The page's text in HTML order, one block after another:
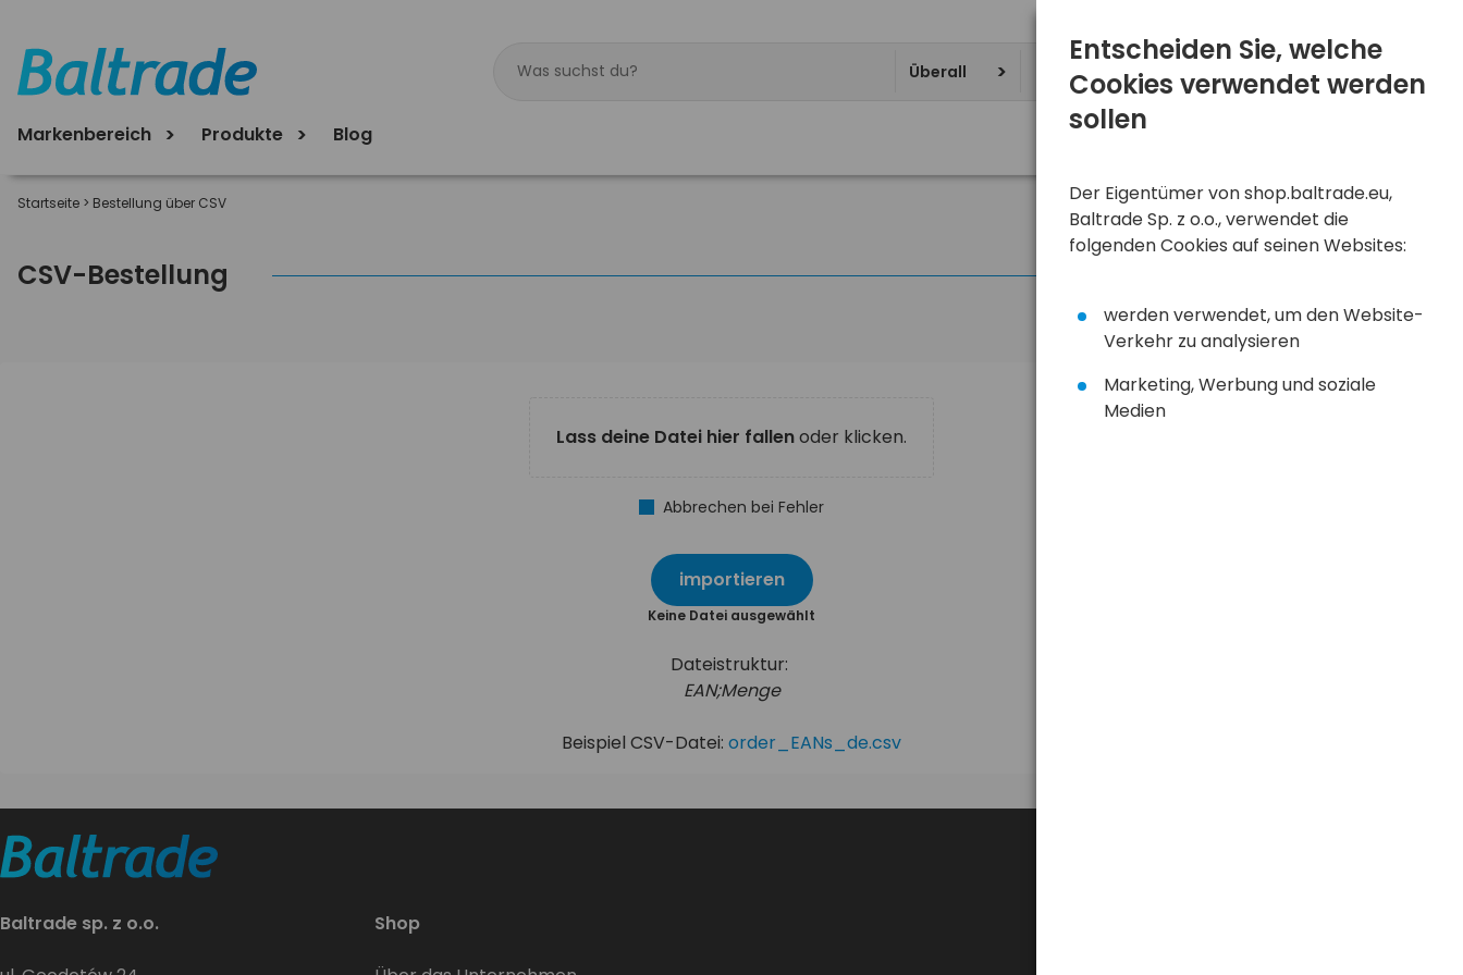
Überall
Produkte
Markenbereich Blog
Startseite > Bestellung über CSV
CSV-Bestellung
Lass deine Datei hier fallenoder klicken.
Abbrechen bei Fehler
importieren
Keine Datei ausgewählt
Dateistruktur:
EAN;Menge
Beispiel CSV-Datei: order_EANs_de.csv
Baltrade sp. z o.o. Shop
Entscheiden Sie, welche
Cookies verwendet werden
sollen
Der Eigentümer von shop.baltrade.eu,
Baltrade Sp. z o.o., verwendet die
folgenden Cookies auf seinen Websites:
werden verwendet, um den Website-
Verkehr zu analysieren
Marketing, Werbung und soziale
Medien